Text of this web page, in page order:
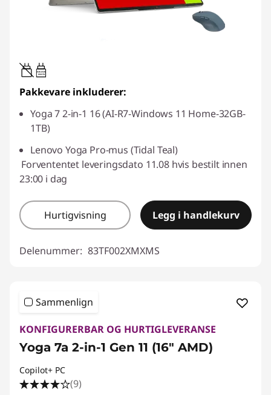
45W-65W
USB PD
Pakkevare inkluderer:
Yoga 7 2-in-1 16 (AI-R7-Windows 11 Home-32GB-
1TB)
Lenovo Yoga Pro-mus (Tidal Teal)
Forvententet leveringsdato 11.08 hvis bestilt innen
23:00 i dag
Hurtigvisning Legg i handlekurv
Delenummer: 83TF002XMXMS
Sammenlign
KONFIGURERBAR OG HURTIGLEVERANSE
Yoga 7a 2-in-1 Gen 11 (16" AMD)
Copilot+ PC
(9)